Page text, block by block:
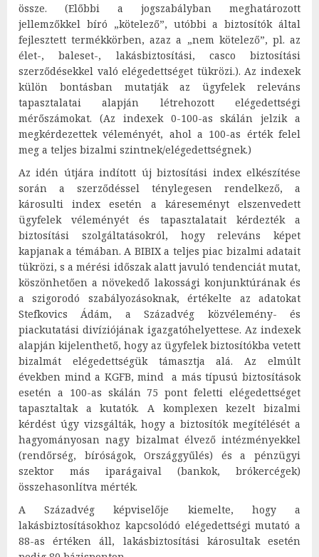
össze. (Előbbi a jogszabályban meghatározott
jellemzőkkel bíró „kötelező”, utóbbi a biztosítók által
fejlesztett termékkörben, azaz a „nem kötelező”, pl. az
élet-, baleset-, lakásbiztosítási, casco biztosítási
szerződésekkel való elégedettséget tükrözi.). Az indexek
külön bontásban mutatják az ügyfelek releváns
tapasztalatai alapján létrehozott elégedettségi
mérőszámokat. (Az indexek 0-100-as skálán jelzik a
megkérdezettek véleményét, ahol a 100-as érték felel
meg a teljes bizalmi szintnek/elégedettségnek.)
Az idén útjára indított új biztosítási index elkészítése
során a szerződéssel ténylegesen rendelkező, a
károsulti index esetén a káreseményt elszenvedett
ügyfelek véleményét és tapasztalatait kérdezték a
biztosítási szolgáltatásokról, hogy releváns képet
kapjanak a témában. A BIBIX a teljes piac bizalmi adatait
tükrözi, s a mérési időszak alatt javuló tendenciát mutat,
köszönhetően a növekedő lakossági konjunktúrának és
a szigorodó szabályozásoknak, értékelte az adatokat
Stefkovics Ádám, a Századvég közvélemény- és
piackutatási divíziójának igazgatóhelyettese. Az indexek
alapján kijelenthető, hogy az ügyfelek biztosítókba vetett
bizalmát elégedettségük támasztja alá. Az elmúlt
években mind a KGFB, mind a más típusú biztosítások
esetén a 100-as skálán 75 pont feletti elégedettséget
tapasztaltak a kutatók. A komplexen kezelt bizalmi
kérdést úgy vizsgálták, hogy a biztosítók megítélését a
hagyományosan nagy bizalmat élvező intézményekkel
(rendőrség, bíróságok, Országgyűlés) és a pénzügyi
szektor más iparágaival (bankok, brókercégek)
összehasonlítva mérték.
A Századvég képviselője kiemelte, hogy a
lakásbiztosításokhoz kapcsolódó elégedettségi mutató a
88-as értéken áll, lakásbiztosítási károsultak esetén